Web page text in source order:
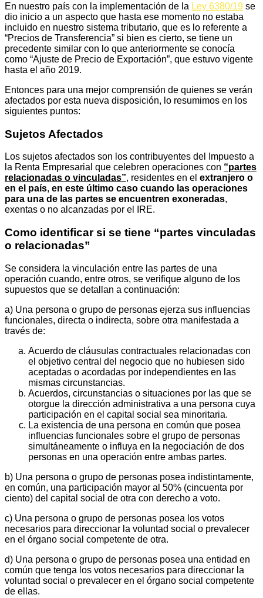
En nuestro país con la implementación de la Ley 6380/19 se
dio inicio a un aspecto que hasta ese momento no estaba
incluido en nuestro sistema tributario, que es lo referente a
“Precios de Transferencia” si bien es cierto, se tiene un
precedente similar con lo que anteriormente se conocía
como “Ajuste de Precio de Exportación”, que estuvo vigente
hasta el año 2019.
Entonces para una mejor comprensión de quienes se verán
afectados por esta nueva disposición, lo resumimos en los
siguientes puntos:
Sujetos Afectados
Los sujetos afectados son los contribuyentes del Impuesto a
la Renta Empresarial que celebren operaciones con “partes
relacionadas o vinculadas”, residentes en el extranjero o
en el país, en este último caso cuando las operaciones
para una de las partes se encuentren exoneradas,
exentas o no alcanzadas por el IRE.
Como identificar si se tiene “partes vinculadas
o relacionadas”
Se considera la vinculación entre las partes de una
operación cuando, entre otros, se verifique alguno de los
supuestos que se detallan a continuación:
a) Una persona o grupo de personas ejerza sus influencias
funcionales, directa o indirecta, sobre otra manifestada a
través de:
Acuerdo de cláusulas contractuales relacionadas con
el objetivo central del negocio que no hubiesen sido
aceptadas o acordadas por independientes en las
mismas circunstancias.
Acuerdos, circunstancias o situaciones por las que se
otorgue la dirección administrativa a una persona cuya
participación en el capital social sea minoritaria.
La existencia de una persona en común que posea
influencias funcionales sobre el grupo de personas
simultáneamente o influya en la negociación de dos
personas en una operación entre ambas partes.
b) Una persona o grupo de personas posea indistintamente,
en común, una participación mayor al 50% (cincuenta por
ciento) del capital social de otra con derecho a voto.
c) Una persona o grupo de personas posea los votos
necesarios para direccionar la voluntad social o prevalecer
en el órgano social competente de otra.
d) Una persona o grupo de personas posea una entidad en
común que tenga los votos necesarios para direccionar la
voluntad social o prevalecer en el órgano social competente
de ellas.